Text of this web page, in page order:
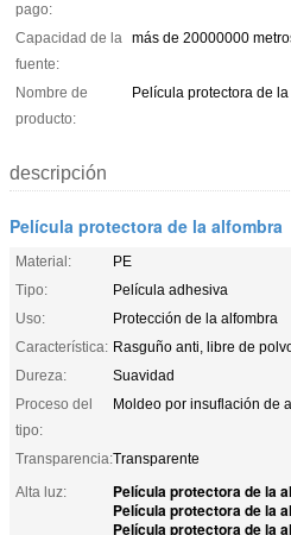
pago:
Capacidad de la
fuente:
más de 20000000
Nombre de
producto:
Película protectora de
descripción
Película protectora de la alfombra
Material:
PE
Tipo:
Película adhesiva
Uso:
Protección de la alfombra
Característica: Rasguño anti, libre de
Dureza:
Suavidad
Proceso del
tipo:
Moldeo por insuflación de
Transparencia:Transparente
Alta luz:
Película protectora de la
Película protectora de la
Película protectora de la